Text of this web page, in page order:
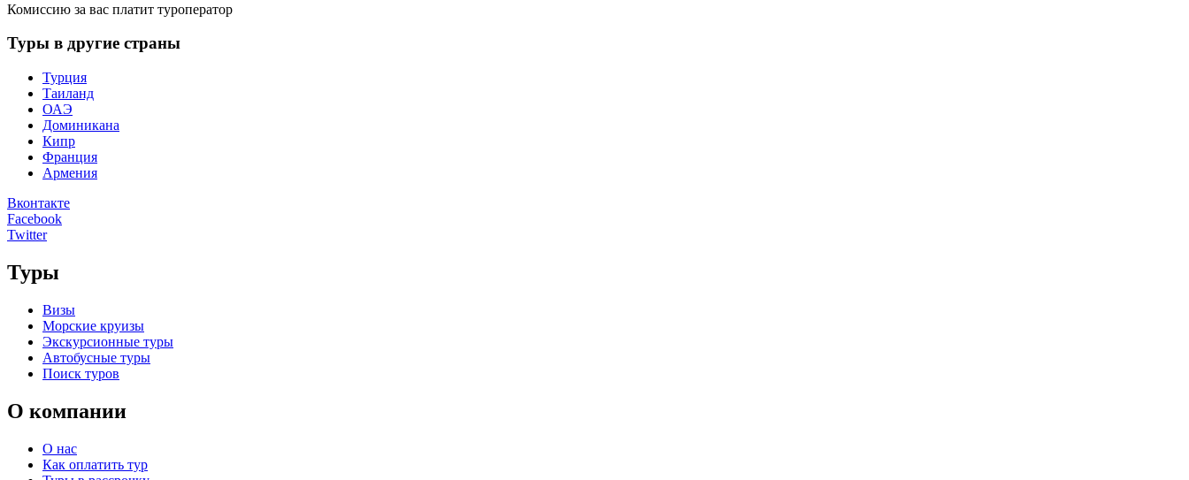
Комиссию за вас платит туроператор
Туры в другие страны
Турция
Таиланд
ОАЭ
Доминикана
Кипр
Франция
Армения
Вконтакте
Facebook
Twitter
Туры
Визы
Морские круизы
Экскурсионные туры
Автобусные туры
Поиск туров
О компании
О нас
Как оплатить тур